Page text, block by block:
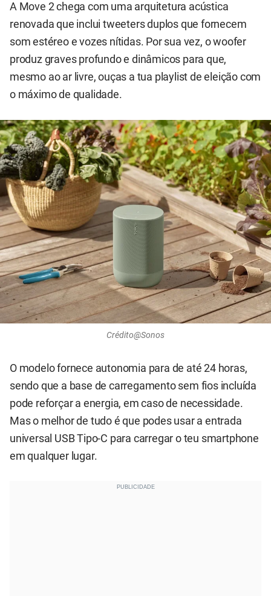
A Move 2 chega com uma arquitetura acústica
renovada que inclui tweeters duplos que fornecem
som estéreo e vozes nítidas. Por sua vez, o woofer
produz graves profundo e dinâmicos para que,
mesmo ao ar livre, ouças a tua playlist de eleição com
o máximo de qualidade.
Crédito@Sonos
O modelo fornece autonomia para de até 24 horas,
sendo que a base de carregamento sem fios incluída
pode reforçar a energia, em caso de necessidade.
Mas o melhor de tudo é que podes usar a entrada
universal USB Tipo-C para carregar o teu smartphone
em qualquer lugar.